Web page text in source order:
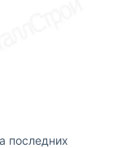
последних